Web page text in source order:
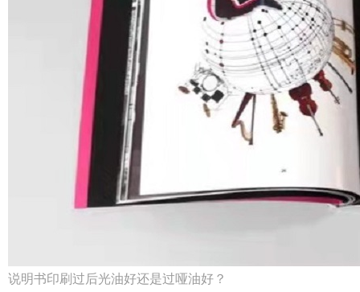
说明书印刷过后光油好还是过哑油好？
Q 成都包装厂：纸质包装盒定制材质厚度选